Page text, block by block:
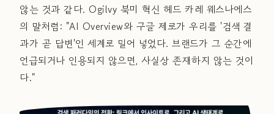
않는 것과 같다. Ogilvy 북미 혁신 헤드 카레 웨스나에스
의 말처럼: "AI Overview와 구글 제로가 우리를 '검색 결
과가 곧 답변'인 세계로 밀어 넣었다. 브랜드가 그 순간에
언급되거나 인용되지 않으면, 사실상 존재하지 않는 것이
다."